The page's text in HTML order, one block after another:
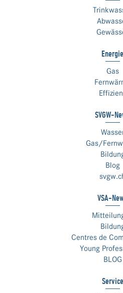
Energie
Gas
SVGW-
Gas/
Blog
VSA-
Centres de
Young
BLOG
Service